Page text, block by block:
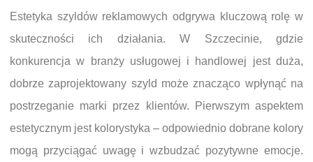
Estetyka szyldów reklamowych odgrywa kluczową rolę w
skuteczności ich działania. W Szczecinie, gdzie
konkurencja w branży usługowej i handlowej jest duża,
dobrze zaprojektowany szyld może znacząco wpłynąć na
postrzeganie marki przez klientów. Pierwszym aspektem
estetycznym jest kolorystyka – odpowiednio dobrane kolory
mogą przyciągać uwagę i wzbudzać pozytywne emocje.